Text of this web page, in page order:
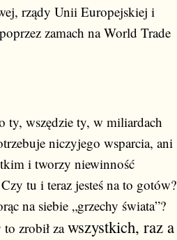
rządy Unii Europejskiej i
zamach na World Trade
ty, wszędzie ty, w miliardach
niczyjego wsparcia, ani
i tworzy niewinność
tu i teraz jesteś na to gotów?
na siebie „grzechy świata”?
zrobił zawszystkich, raz a